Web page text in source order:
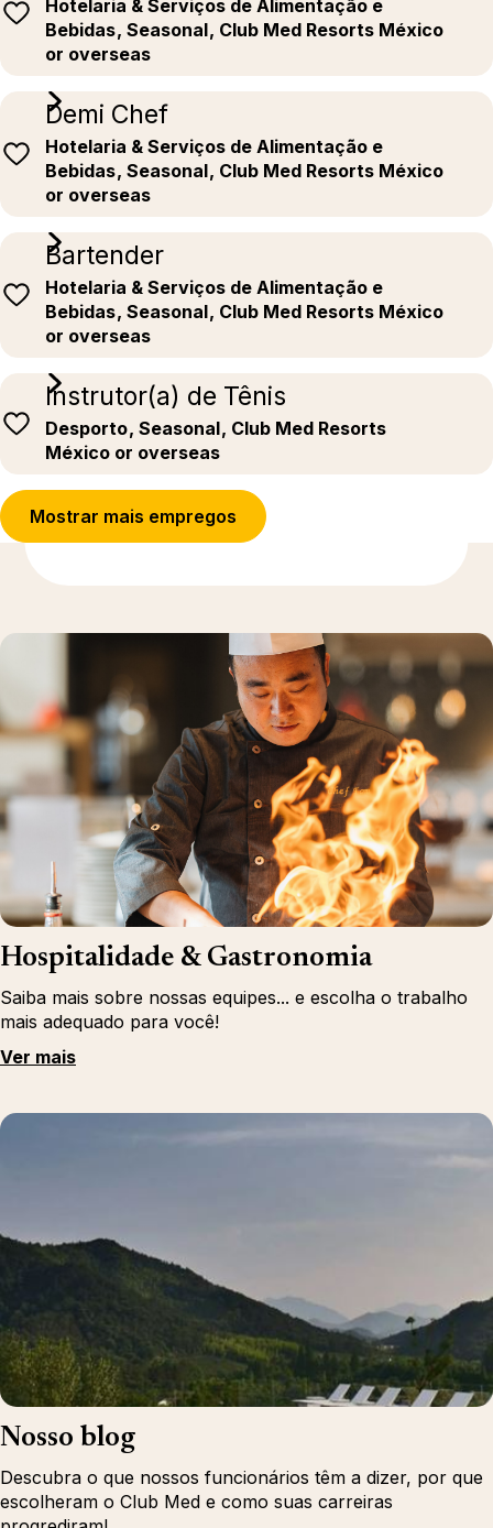
Hotelaria & Serviços de Alimentação e
Bebidas, Seasonal, Club Med Resorts México
or overseas
Demi Chef
Hotelaria & Serviços de Alimentação e
Bebidas, Seasonal, Club Med Resorts México
or overseas
Bartender
Hotelaria & Serviços de Alimentação e
Bebidas, Seasonal, Club Med Resorts México
or overseas
Instrutor(a) de Tênis
Desporto, Seasonal, Club Med Resorts
México or overseas
Mostrar mais empregos
Hospitalidade & Gastronomia
Saiba mais sobre nossas equipes... e escolha o trabalho
mais adequado para você!
Ver mais
Nosso blog
Descubra o que nossos funcionários têm a dizer, por que
escolheram o Club Med e como suas carreiras